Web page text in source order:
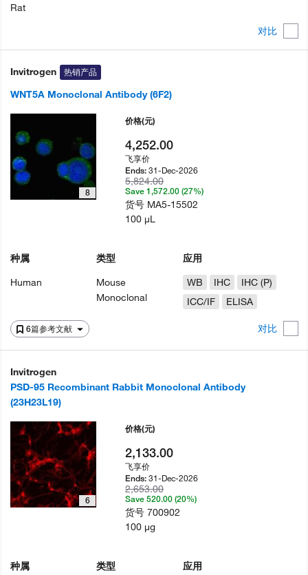
对比
Rat
Invitrogen 热销产品
WNT5A Monoclonal Antibody (6F2)
6篇参考文献 对比
8
种属
Human
类型
Mouse
Monoclonal
应用
WB
IHC
IHC (P)
ICC/IF
ELISA
价格(元)
4,252.00
飞享价
Ends:31-Dec-2026
5,824.00
Save 1,572.00 (27%)
货号 MA5-15502
100 µL
Invitrogen
PSD-95 Recombinant Rabbit Monoclonal Antibody
(23H23L19)
6
种属 类型 应用
价格(元)
2,133.00
飞享价
Ends:31-Dec-2026
2,653.00
Save 520.00 (20%)
货号700902
100 µg